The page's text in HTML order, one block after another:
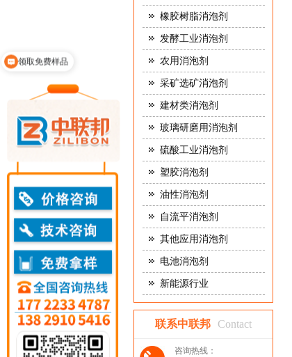
橡胶树脂消泡剂
发酵工业消泡剂
农用消泡剂
采矿选矿消泡剂
建材类消泡剂
玻璃研磨用消泡剂
硫酸工业消泡剂
塑胶消泡剂
油性消泡剂
自流平消泡剂
其他应用消泡剂
电池消泡剂
新能源行业
联系中联邦 Contact
咨询热线：
消泡剂报价